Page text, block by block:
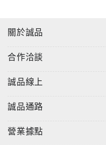
關於誠品
合作洽談
誠品線上
誠品通路
營業據點